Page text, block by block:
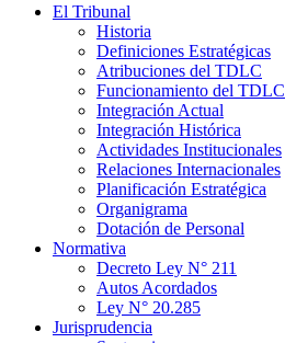
El Tribunal
Historia
Definiciones Estratégicas
Atribuciones del TDLC
Funcionamiento del TDLC
Integración Actual
Integración Histórica
Actividades Institucionales
Relaciones Internacionales
Planificación Estratégica
Organigrama
Dotación de Personal
Normativa
Decreto Ley N° 211
Autos Acordados
Ley N° 20.285
Jurisprudencia